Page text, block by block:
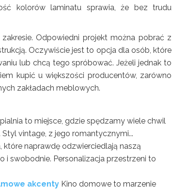
kolorów laminatu sprawia, że bez trudu
Odpowiedni projekt można pobrać z
Oczywiście jest to opcja dla osób, które
lub chcą tego spróbować. Jeżeli jednak to
kupić u większości producentów, zarówno
zakładach meblowych.
to miejsce, gdzie spędzamy wiele chwil
vintage, z jego romantycznymi...
które naprawdę odzwierciedlają naszą
swobodnie. Personalizacja przestrzeni to
akcenty Kino domowe to marzenie